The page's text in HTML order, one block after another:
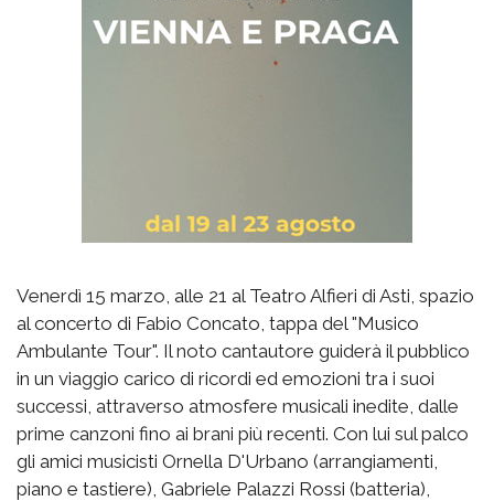
Venerdì 15 marzo, alle 21 al Teatro Alfieri di Asti, spazio
al concerto di Fabio Concato, tappa del "Musico
Ambulante Tour". Il noto cantautore guiderà il pubblico
in un viaggio carico di ricordi ed emozioni tra i suoi
successi, attraverso atmosfere musicali inedite, dalle
prime canzoni fino ai brani più recenti. Con lui sul palco
gli amici musicisti Ornella D'Urbano (arrangiamenti,
piano e tastiere), Gabriele Palazzi Rossi (batteria),